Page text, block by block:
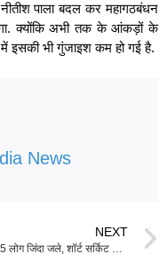
पाला बदल कर महागठबंधन
क्योंकि अभी तक के आंकड़ों के
इसकी भी गुंजाइश कम हो गई है.
News
NEXT